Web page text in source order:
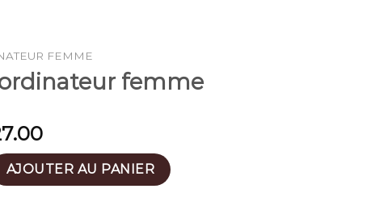
FEMME
femme
ordinateur femme
AJOUTER AU PANIER